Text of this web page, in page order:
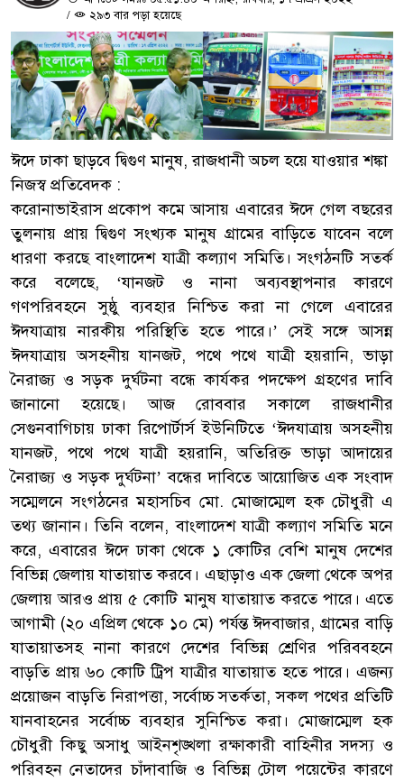
/
২৯৩ বার পড়া হয়েছে
ঈদে ঢাকা ছাড়বে দ্বিগুণ মানুষ, রাজধানী অচল হয়ে যাওয়ার শঙ্কা
নিজস্ব প্রতিবেদক :
করোনাভাইরাস প্রকোপ কমে আসায় এবারের ঈদে গেল বছরের
তুলনায় প্রায় দ্বিগুণ সংখ্যক মানুষ গ্রামের বাড়িতে যাবেন বলে
ধারণা করছে বাংলাদেশ যাত্রী কল্যাণ সমিতি। সংগঠনটি সতর্ক
করে বলেছে, ‘যানজট ও নানা অব্যবস্থাপনার কারণে
গণপরিবহনে সুষ্ঠু ব্যবহার নিশ্চিত করা না গেলে এবারের
ঈদযাত্রায় নারকীয় পরিস্থিতি হতে পারে।’ সেই সঙ্গে আসন্ন
ঈদযাত্রায় অসহনীয় যানজট, পথে পথে যাত্রী হয়রানি, ভাড়া
নৈরাজ্য ও সড়ক দুর্ঘটনা বন্ধে কার্যকর পদক্ষেপ গ্রহণের দাবি
জানানো হয়েছে। আজ রোববার সকালে রাজধানীর
সেগুনবাগিচায় ঢাকা রিপোর্টার্স ইউনিটিতে ‘ঈদযাত্রায় অসহনীয়
যানজট, পথে পথে যাত্রী হয়রানি, অতিরিক্ত ভাড়া আদায়ের
নৈরাজ্য ও সড়ক দুর্ঘটনা’ বন্ধের দাবিতে আয়োজিত এক সংবাদ
সম্মেলনে সংগঠনের মহাসচিব মো. মোজাম্মেল হক চৌধুরী এ
তথ্য জানান। তিনি বলেন, বাংলাদেশ যাত্রী কল্যাণ সমিতি মনে
করে, এবারের ঈদে ঢাকা থেকে ১ কোটির বেশি মানুষ দেশের
বিভিন্ন জেলায় যাতায়াত করবে। এছাড়াও এক জেলা থেকে অপর
জেলায় আরও প্রায় ৫ কোটি মানুষ যাতায়াত করতে পারে। এতে
আগামী (২০ এপ্রিল থেকে ১০ মে) পর্যন্ত ঈদবাজার, গ্রামের বাড়ি
যাতায়াতসহ নানা কারণে দেশের বিভিন্ন শ্রেণির পরিববহনে
বাড়তি প্রায় ৬০ কোটি ট্রিপ যাত্রীর যাতায়াত হতে পারে। এজন্য
প্রয়োজন বাড়তি নিরাপত্তা, সর্বোচ্চ সতর্কতা, সকল পথের প্রতিটি
যানবাহনের সর্বোচ্চ ব্যবহার সুনিশ্চিত করা। মোজাম্মেল হক
চৌধুরী কিছু অসাধু আইনশৃঙ্খলা রক্ষাকারী বাহিনীর সদস্য ও
পরিবহন নেতাদের চাঁদাবাজি ও বিভিন্ন টোল পয়েন্টের কারণে